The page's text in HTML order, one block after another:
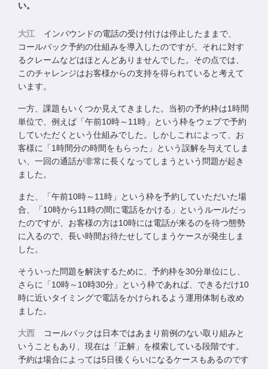
い。
大江
インバウンドの電話の受け付けは停止したままで、
コールバック予約の仕組みを導入したのですが、それに対す
るクレームなどはほとんどありませんでした。その点では、
このチャレンジはお客様からの支持を得られていると考えて
います。
一方、課題もいくつか見えてきました。当初の予約枠は1時間
単位で、例えば「午前10時～11時」という枠をウェブで予約
していただくという仕組みでした。しかしこれによって、お
客様に「1時間分の時間をもらった」という誤解を与えてしま
い、一回の通話が非常に長くなってしまうという問題が起き
ました。
また、「午前10時～11時」という枠を予約していただいた場
合、「10時から11時の間に電話をかける」というルールだっ
たのですが、お客様の方は10時には電話が来るのを待つ態勢
に入るので、長い時間お待たせしてしまうケースが発生しま
した。
そういった問題を解決するために、予約枠を30分単位にし、
さらに「10時～10時30分」という枠であれば、できるだけ10
時に近いタイミングで電話をかけられるよう運用体制も改め
ました。
大西
コールバックは日本ではあまり前例のない取り組みと
いうこともあり、現在は「正解」を模索している段階です。
予約は場合によっては5日後くらいになるケースもあるのです